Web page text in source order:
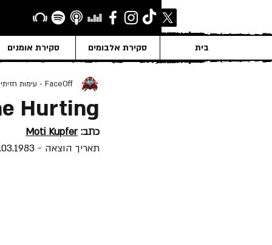
בית סקירת אלבומים סקירת אומנים
Hurting
FaceOff - עימות חזיתי
כתב: Moti Kupfer
תאריך הוצאה -